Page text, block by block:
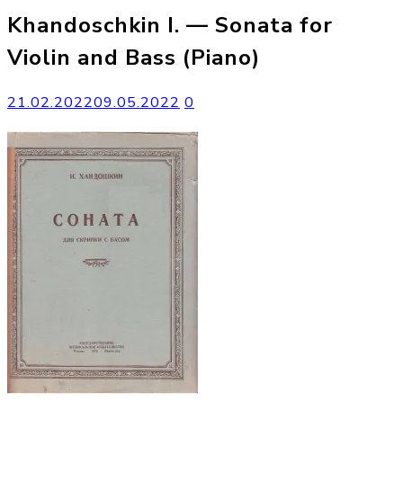
Khandoschkin I. — Sonata for
Violin and Bass (Piano)
21.02.202209.05.2022 0